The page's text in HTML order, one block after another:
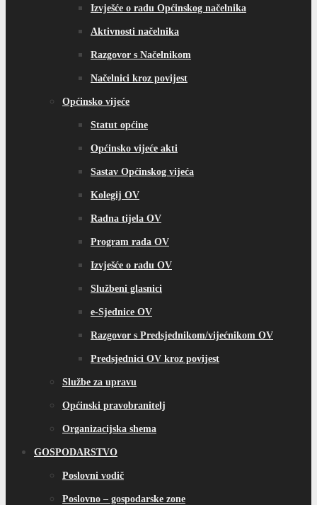
Izvješće o radu Općinskog načelnika
Aktivnosti načelnika
Razgovor s Načelnikom
Načelnici kroz povijest
Općinsko vijeće
Statut općine
Općinsko vijeće akti
Sastav Općinskog vijeća
Kolegij OV
Radna tijela OV
Program rada OV
Izvješće o radu OV
Službeni glasnici
e-Sjednice OV
Razgovor s Predsjednikom/vijećnikom OV
Predsjednici OV kroz povijest
Službe za upravu
Općinski pravobranitelj
Organizacijska shema
GOSPODARSTVO
Poslovni vodič
Poslovno – gospodarske zone